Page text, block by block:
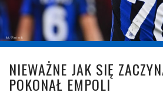
fot. © inter.it
NIEWAŻNE JAK SIĘ
POKONAŁ EMPOLI